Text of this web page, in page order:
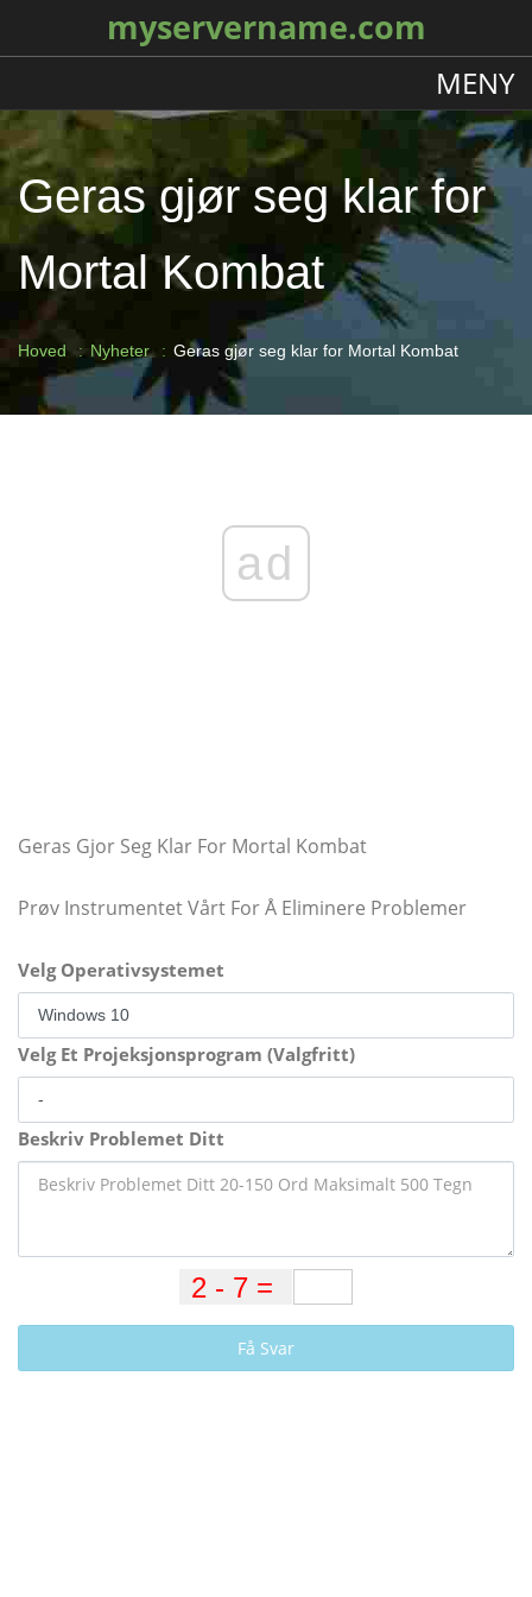
myservername.com
MENY
Geras gjør seg klar for
Mortal Kombat
Hoved Nyheter Geras gjør seg klar for Mortal Kombat
ad
Geras Gjor Seg Klar For Mortal Kombat
Prøv Instrumentet Vårt For Å Eliminere Problemer
Velg Operativsystemet
Velg Et Projeksjonsprogram (Valgfritt)
Beskriv Problemet Ditt
Få Svar